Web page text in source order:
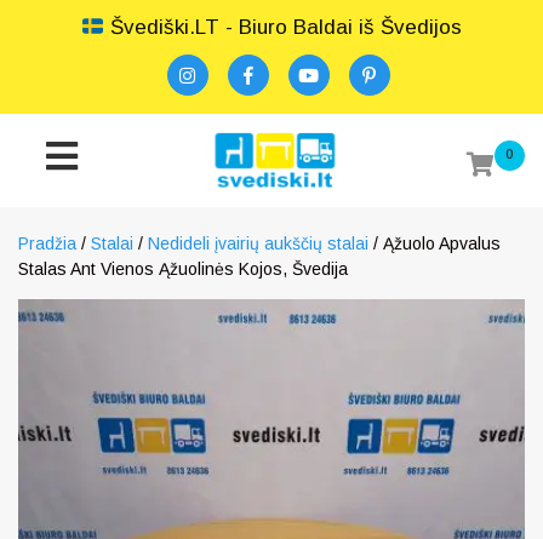
Švediški.LT - Biuro Baldai iš Švedijos
0
Pradžia / Stalai / Nedideli įvairių aukščių stalai / Ąžuolo Apvalus
Stalas Ant Vienos Ąžuolinės Kojos, Švedija